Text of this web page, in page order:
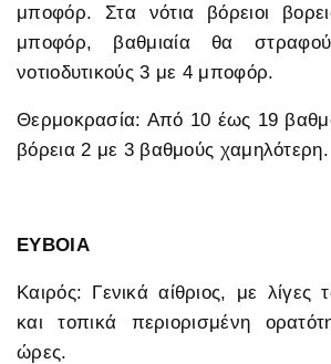
μποφόρ. Στα νότια βόρειοι
μποφόρ, βαθμιαία θα
νοτιοδυτικούς 3 με 4 μποφόρ.
Θερμοκρασία: Από 10 έως 19
βόρεια 2 με 3 βαθμούς χαμηλότερη.
ΕΥΒΟΙΑ
Καιρός: Γενικά αίθριος, με λίγες
και τοπικά περιορισμένη
ώρες.